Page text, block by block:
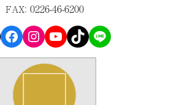
FAX： 0226-46-6200
Facebook Instagram YouTube TikTok LINE